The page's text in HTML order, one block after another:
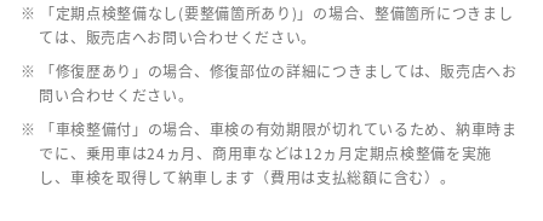
※ 「定期点検整備なし(要整備箇所あり)」の場合、整備箇所につきまし
ては、販売店へお問い合わせください。
※ 「修復歴あり」の場合、修復部位の詳細につきましては、販売店へお
問い合わせください。
※ 「車検整備付」の場合、車検の有効期限が切れているため、納車時ま
でに、乗用車は24ヵ月、商用車などは12ヵ月定期点検整備を実施
し、車検を取得して納車します（費用は支払総額に含む）。